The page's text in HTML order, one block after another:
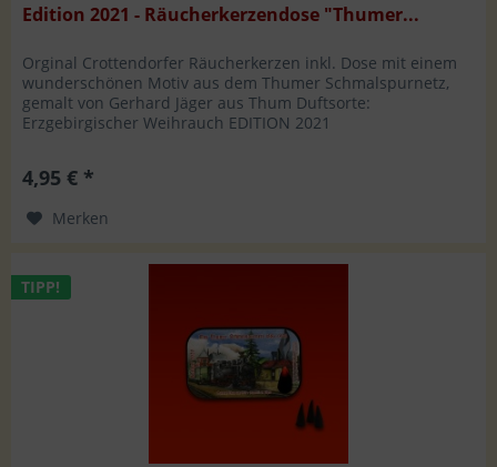
Edition 2021 - Räucherkerzendose "Thumer...
Orginal Crottendorfer Räucherkerzen inkl. Dose mit einem
wunderschönen Motiv aus dem Thumer Schmalspurnetz,
gemalt von Gerhard Jäger aus Thum Duftsorte:
Erzgebirgischer Weihrauch EDITION 2021
4,95 € *
Merken
TIPP!